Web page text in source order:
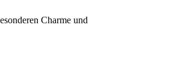
Charme und